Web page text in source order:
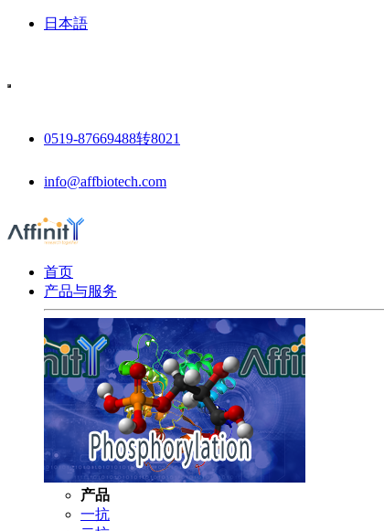
日本語
0519-87669488转8021
info@affbiotech.com
首页
产品与服务
产品
一抗